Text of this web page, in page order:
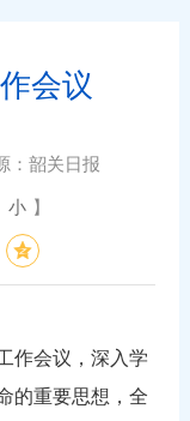
会议
： 韶关日报
小 】
会议，深入学
的重要思想，全